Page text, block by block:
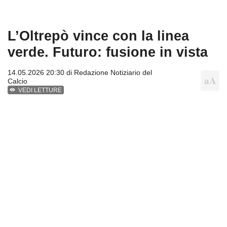
L’Oltrepò vince con la linea
verde. Futuro: fusione in vista
14.05.2026 20:30 di Redazione Notiziario del
Calcio
VEDI LETTURE